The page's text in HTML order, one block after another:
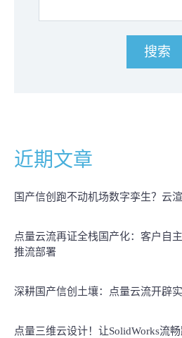
近期文章
国产信创跑不动机场数字孪生？云
点量云流再证全栈国产化：客户自
推流部署
深耕国产信创土壤：点量云流开辟
点量三维云设计！让SolidWorks流